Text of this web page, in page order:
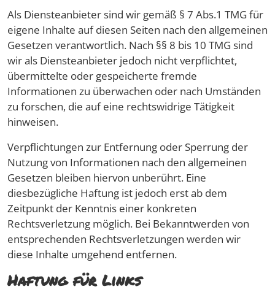
Als Diensteanbieter sind wir gemäß § 7 Abs.1 TMG für
eigene Inhalte auf diesen Seiten nach den allgemeinen
Gesetzen verantwortlich. Nach §§ 8 bis 10 TMG sind
wir als Diensteanbieter jedoch nicht verpflichtet,
übermittelte oder gespeicherte fremde
Informationen zu überwachen oder nach Umständen
zu forschen, die auf eine rechtswidrige Tätigkeit
hinweisen.
Verpflichtungen zur Entfernung oder Sperrung der
Nutzung von Informationen nach den allgemeinen
Gesetzen bleiben hiervon unberührt. Eine
diesbezügliche Haftung ist jedoch erst ab dem
Zeitpunkt der Kenntnis einer konkreten
Rechtsverletzung möglich. Bei Bekanntwerden von
entsprechenden Rechtsverletzungen werden wir
diese Inhalte umgehend entfernen.
Haftung für Links